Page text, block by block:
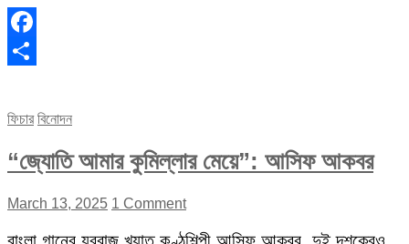
Facebook
ফিচার বিনোদন
“জ্যোতি আমার কুমিল্লার মেয়ে”: আসিফ আকবর
March 13, 2025 1 Comment